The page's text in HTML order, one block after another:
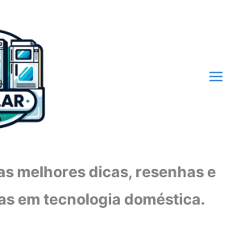
melhores dicas, resenhas e
em tecnologia doméstica.